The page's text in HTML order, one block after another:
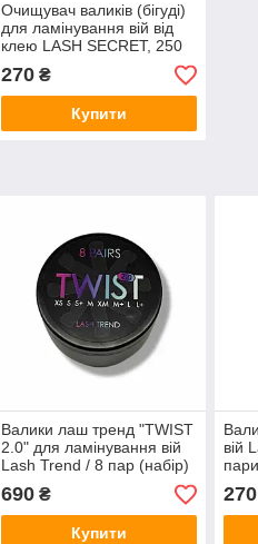
Очищувач валиків (бігуді)
для ламінування вій від
клею LASH SECRET, 250
мл
270₴
Купити
Валики лаш тренд "TWIST
2.0" для ламінування вій
Lash Trend / 8 пар (набір)
690₴
Купити
вій
270